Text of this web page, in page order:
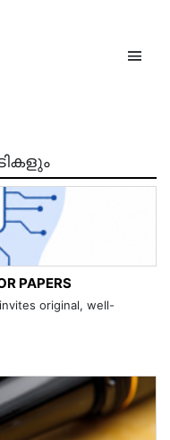
PAPERS
original, well-